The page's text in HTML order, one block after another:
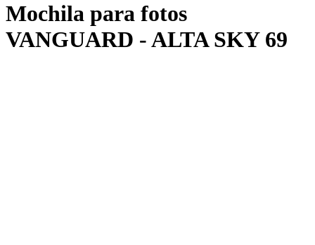
Mochila para fotos
VANGUARD - ALTA SKY 69